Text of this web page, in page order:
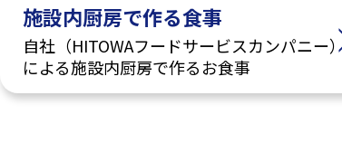
施設内厨房で作る食事
自社（HITOWAフードサービスカンパニー
による施設内厨房で作るお食事